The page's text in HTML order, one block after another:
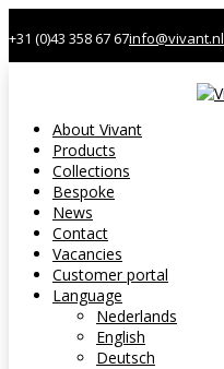
+31 (0)43 358 67 67info@vivant.nl
About Vivant
Products
Collections
Bespoke
News
Contact
Vacancies
Customer portal
Language
Nederlands
English
Deutsch